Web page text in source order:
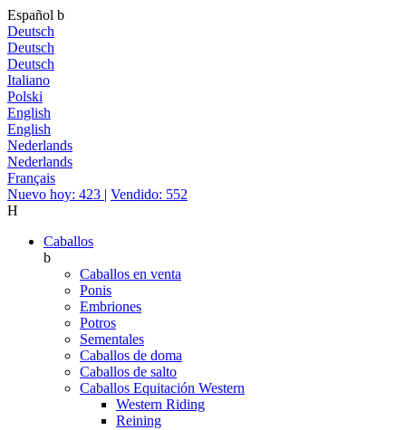
Español b
Deutsch
Deutsch
Deutsch
Italiano
Polski
English
English
Nederlands
Nederlands
Français
Nuevo hoy: 423 | Vendido: 552
H
Caballos
b
Caballos en venta
Ponis
Embriones
Potros
Sementales
Caballos de doma
Caballos de salto
Caballos Equitación Western
Western Riding
Reining